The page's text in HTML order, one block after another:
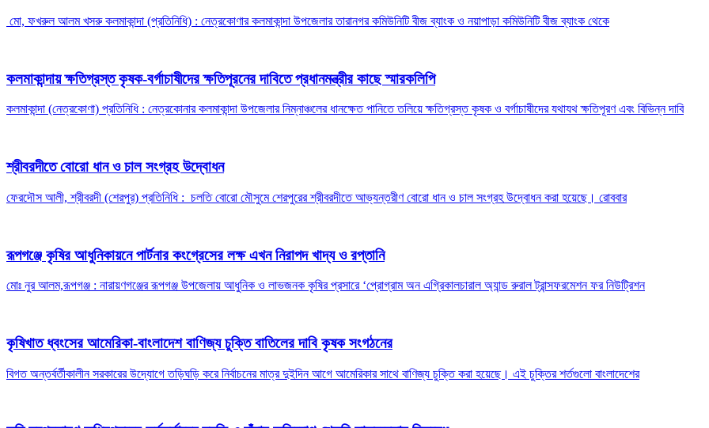
মো, ফখরুল আলম খসরু কলমাকান্দা (প্রতিনিধি) : নেত্রকোণার কলমাকান্দা উপজেলার তারানগর কমিউনিটি বীজ ব্যাংক ও নয়াপাড়া কমিউনিটি বীজ ব্যাংক থেকে
কলমাকান্দায় ক্ষতিগ্রস্ত কৃষক-বর্গাচাষীদের ক্ষতিপূরনের দাবিতে প্রধানমন্ত্রীর কাছে স্মারকলিপি
কলমাকান্দা (নেত্রকোণা) প্রতিনিধি : নেত্রকোনার কলমাকান্দা উপজেলার নিম্নাঞ্চলের ধানক্ষেত পানিতে তলিয়ে ক্ষতিগ্রস্ত কৃষক ও বর্গাচাষীদের যথাযথ ক্ষতিপূরণ এবং বিভিন্ন দাবি
শ্রীবরদীতে বোরো ধান ও চাল সংগ্রহ উদ্বোধন
ফেরদৌস আলী, শ্রীবরদী (শেরপুর) প্রতিনিধি : চলতি বোরো মৌসুমে শেরপুরের শ্রীবরদীতে আভ্যন্তরীণ বোরো ধান ও চাল সংগ্রহ উদ্বোধন করা হয়েছে। রোববার
রূপগঞ্জে কৃষির আধুনিকায়নে পার্টনার কংগ্রেসের লক্ষ এখন নিরাপদ খাদ্য ও রপ্তানি
মোঃ নুর আলম,রূপগঞ্জ : নারায়ণগঞ্জের রূপগঞ্জ উপজেলায় আধুনিক ও লাভজনক কৃষির প্রসারে ‘প্রোগ্রাম অন এগ্রিকালচারাল অ্যান্ড রুরাল ট্রান্সফরমেশন ফর নিউট্রিশন
কৃষিখাত ধ্বংসের আমেরিকা-বাংলাদেশ বাণিজ্য চুক্তি বাতিলের দাবি কৃষক সংগঠনের
বিগত অন্তর্বর্তীকালীন সরকারের উদ্যোগে তড়িঘড়ি করে নির্বাচনের মাত্র দুইদিন আগে আমেরিকার সাথে বাণিজ্য চুক্তি করা হয়েছে। এই চুক্তির শর্তগুলো বাংলাদেশের